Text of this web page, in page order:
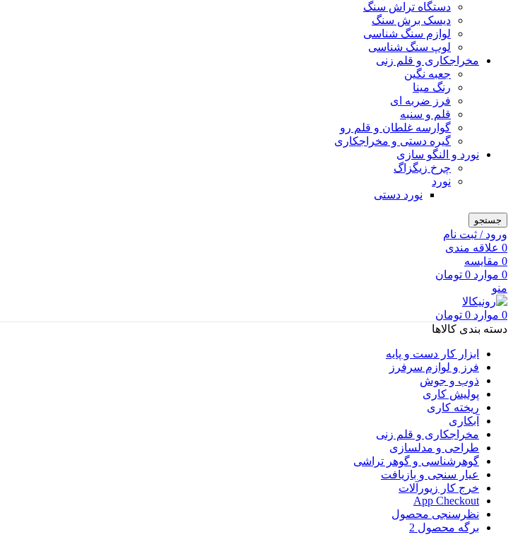
دستگاه تراش سنگ
دیسک برش سنگ
لوازم سنگ شناسی
لوپ سنگ شناسی
مخراجکاری و قلم زنی
جعبه نگین
رنگ مینا
فرز ضربه ای
قلم و سنبه
گوارسه غلطان و قلم رو
گیره دستی و مخراجکاری
نورد و النگو سازی
چرخ زیگزاگ
نورد
نورد دستی
جستجو
ورود / ثبت نام
0 علاقه مندی
0 مقایسه
0 موارد 0 تومان
منو
0 موارد 0 تومان
دسته بندی کالاها
ابزار کار دست و پایه
فرز و لوازم سرفرز
ذوب و جوش
پولیش کاری
ریخته کاری
آبکاری
مخراجکاری و قلم زنی
طراحی و مدلسازی
گوهرشناسی و گوهر تراشی
عیار سنجی و بازیافت
خرج کار زیورآلات
App Checkout
نظرسنجی محصول
برگه محصول 2